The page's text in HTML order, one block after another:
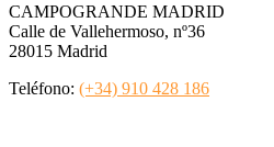
CAMPOGRANDE MADRID
Calle de Vallehermoso, nº36
28015 Madrid
Teléfono: (+34) 910 428 186